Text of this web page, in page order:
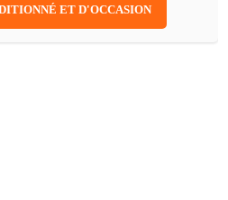
ET D'OCCASION